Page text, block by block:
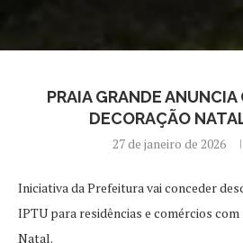
PRAIA GRANDE ANUNCIA
DECORAÇÃO
27 de janeiro de 2026
Iniciativa da Prefeitura vai conceder
IPTU para residências e comércios
Natal.